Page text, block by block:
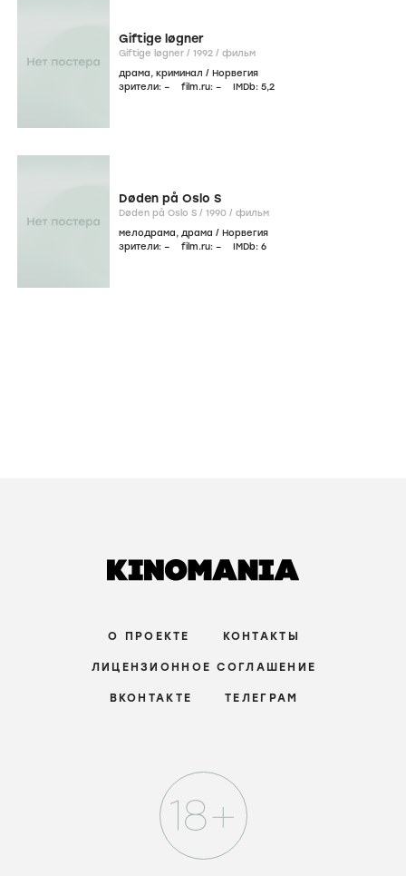
Giftige løgner
Giftige løgner / 1992 / фильм
драма, криминал / Норвегия
зрители: – film.ru: – IMDb: 5,2
Døden på Oslo S
Døden på Oslo S / 1990 / фильм
мелодрама, драма / Норвегия
зрители: – film.ru: – IMDb: 6
О ПРОЕКТЕ КОНТАКТЫ
ЛИЦЕНЗИОННОЕ СОГЛАШЕНИЕ
ВКОНТАКТЕ ТЕЛЕГРАМ